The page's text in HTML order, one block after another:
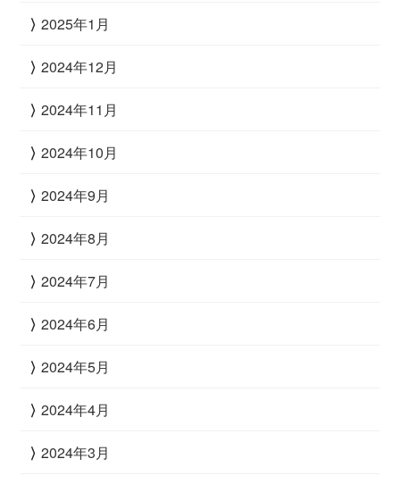
2025年1月
2024年12月
2024年11月
2024年10月
2024年9月
2024年8月
2024年7月
2024年6月
2024年5月
2024年4月
2024年3月